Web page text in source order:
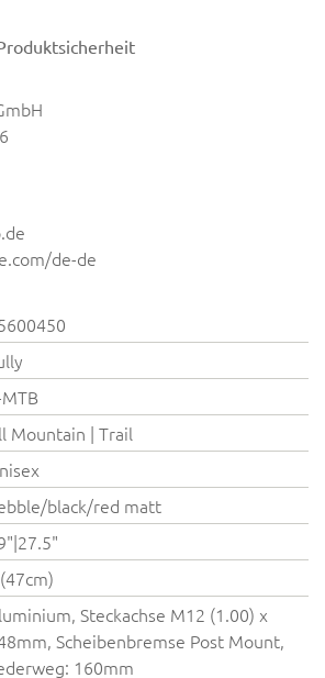
de-de
Mountain | Trail
black/red matt
Steckachse M12 (1.00) x
Scheibenbremse Post Mount,
160mm